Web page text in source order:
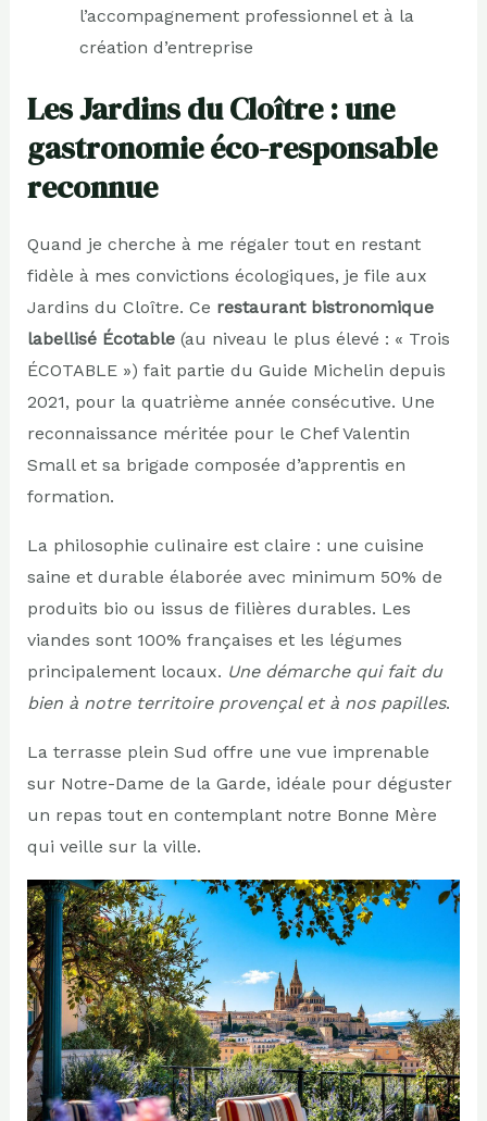
l’accompagnement professionnel et à la
création d’entreprise
Les Jardins du Cloître : une
gastronomie éco-responsable
reconnue
Quand je cherche à me régaler tout en restant
fidèle à mes convictions écologiques, je file aux
Jardins du Cloître. Ce restaurant bistronomique
labellisé Écotable(au niveau le plus élevé : « Trois
ÉCOTABLE ») fait partie du Guide Michelin depuis
2021, pour la quatrième année consécutive. Une
reconnaissance méritée pour le Chef Valentin
Small et sa brigade composée d’apprentis en
formation.
La philosophie culinaire est claire : une cuisine
saine et durable élaborée avec minimum 50% de
produits bio ou issus de filières durables. Les
viandes sont 100% françaises et les légumes
principalement locaux. Une démarche qui fait du
bien à notre territoire provençal et à nos papilles.
La terrasse plein Sud offre une vue imprenable
sur Notre-Dame de la Garde, idéale pour déguster
un repas tout en contemplant notre Bonne Mère
qui veille sur la ville.